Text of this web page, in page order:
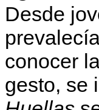
Desde
conocer
gesto, se